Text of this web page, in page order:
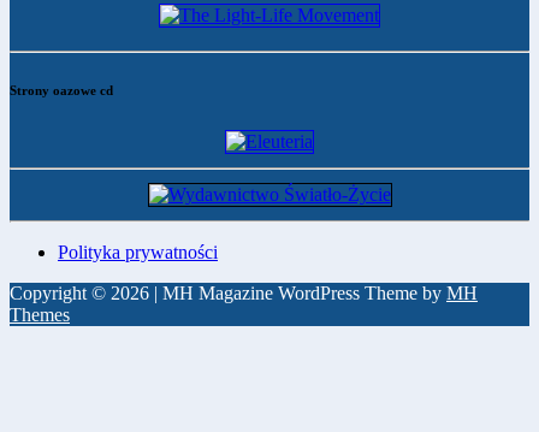
Strony oazowe cd
Polityka prywatności
Copyright © 2026 | MH Magazine WordPress Theme by MH
Themes